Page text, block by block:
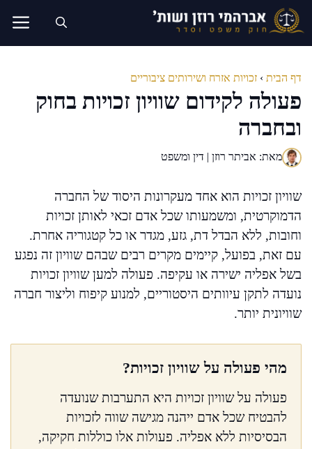
לדלג
לתוכן
דף הבית › זכויות אזרח ושירותים ציבוריים
פעולה לקידום שוויון זכויות בחוק
ובחברה
מאת: אביתר רוזן | דין ומשפט
שוויון זכויות הוא אחד מעקרונות היסוד של החברה
הדמוקרטית, ומשמעותו שכל אדם זכאי לאותן זכויות
וחובות, ללא הבדל דת, גזע, מגדר או כל קטגוריה אחרת.
עם זאת, בפועל, קיימים מקרים רבים שבהם שוויון זה נפגע
בשל אפליה ישירה או עקיפה. פעולה למען שוויון זכויות
נועדה לתקן עיוותים היסטוריים, למנוע קיפוח וליצור חברה
שוויונית יותר.
מהי פעולה על שוויון זכויות?
פעולה על שוויון זכויות היא התערבות שנועדה
להבטיח שכל אדם ייהנה מגישה שווה לזכויות
הבסיסיות ללא אפליה. פעולות אלו כוללות חקיקה,